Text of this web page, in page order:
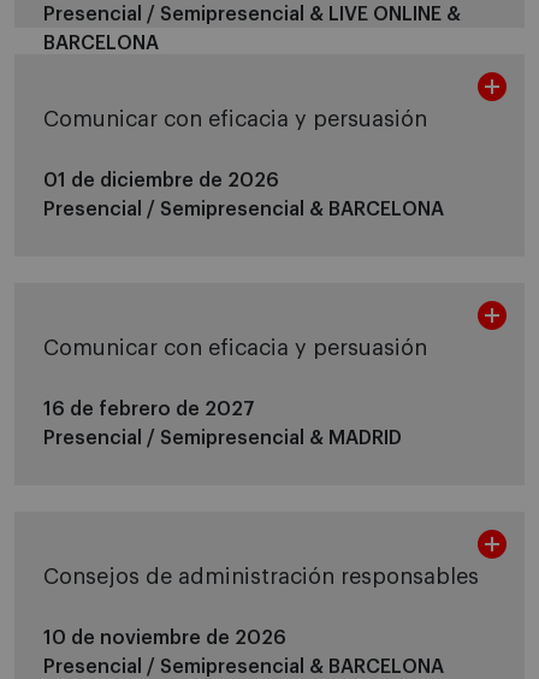
Presencial / Semipresencial & LIVE ONLINE &
BARCELONA
Comunicar con eficacia y persuasión
01 de diciembre de 2026
Presencial / Semipresencial & BARCELONA
Comunicar con eficacia y persuasión
16 de febrero de 2027
Presencial / Semipresencial & MADRID
Consejos de administración responsables
10 de noviembre de 2026
Presencial / Semipresencial & BARCELONA